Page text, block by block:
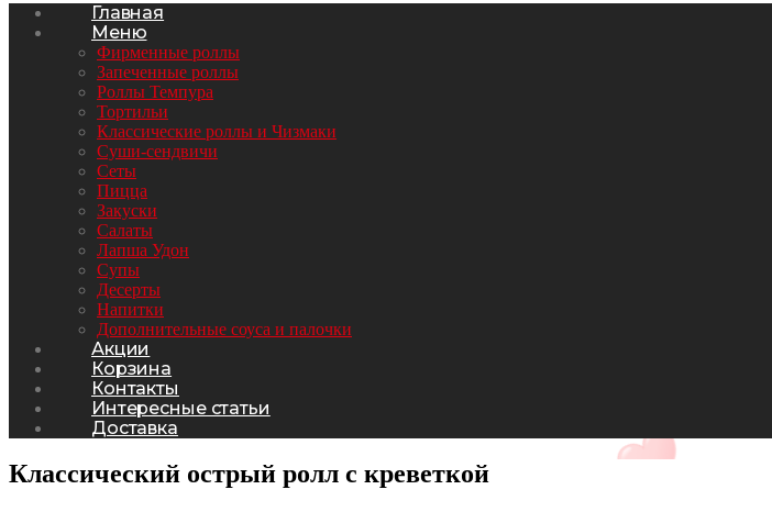
Главная
Меню
Фирменные роллы
Запеченные роллы
Роллы Темпура
Тортильи
Классические роллы и Чизмаки
Суши-сендвичи
Сеты
Пицца
Закуски
Салаты
Лапша Удон
Супы
Десерты
Напитки
Дополнительные соуса и палочки
Акции
Корзина
Контакты
Интересные статьи
Доставка
Классический острый ролл с креветкой